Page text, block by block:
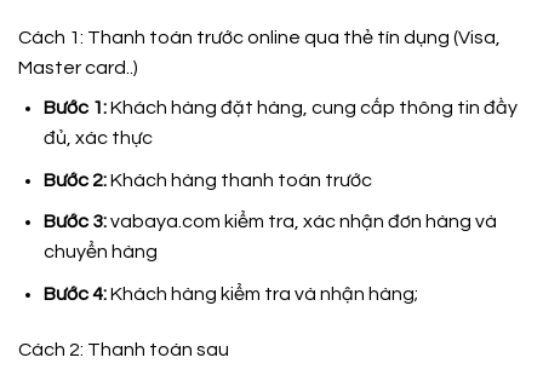
Cách 1: Thanh toán trước online qua thẻ tín dụng (Visa,
Master card..)
Bước 1:Khách hàng đặt hàng, cung cấp thông tin đầy
đủ, xác thực
Bước 2:Khách hàng thanh toán trước
Bước 3:vabaya.com kiểm tra, xác nhận đơn hàng và
chuyển hàng
Bước 4:Khách hàng kiểm tra và nhận hàng;
Cách 2: Thanh toán sau